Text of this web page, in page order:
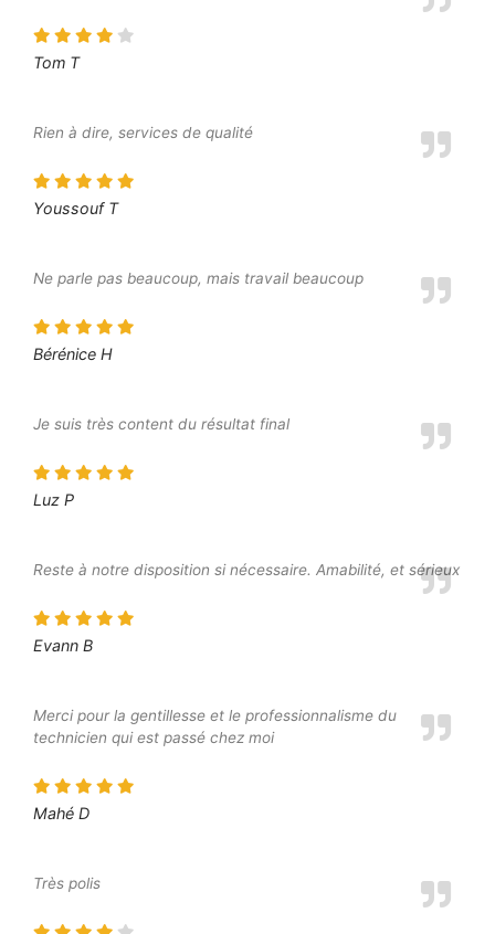
Tom T
Rien à dire, services de qualité
Youssouf T
Ne parle pas beaucoup, mais travail beaucoup
Bérénice H
Je suis très content du résultat final
Luz P
Reste à notre disposition si nécessaire. Amabilité, et sérieux
Evann B
Merci pour la gentillesse et le professionnalisme du
technicien qui est passé chez moi
Mahé D
Très polis